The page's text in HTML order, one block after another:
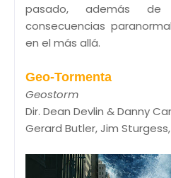
pasado, además
consecuencias
en el más allá.
Geo-Tormenta
Geostorm
Dir. Dean Devlin & Danny
Gerard Butler, Jim